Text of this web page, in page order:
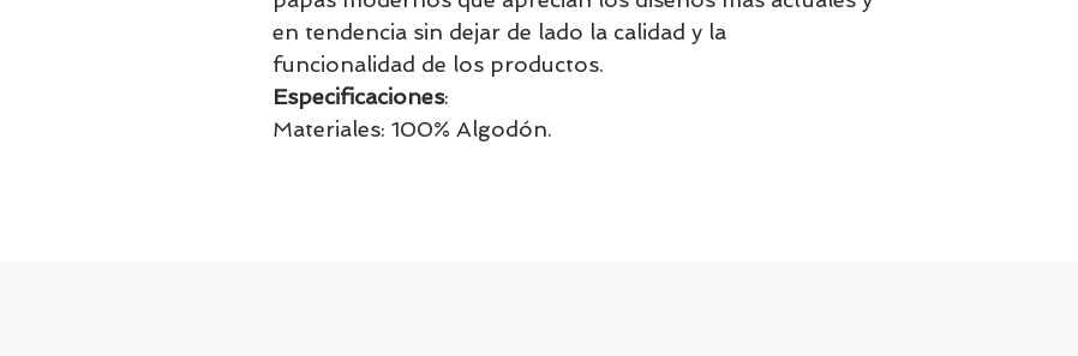
en tendencia sin dejar de lado la calidad y la
funcionalidad de los productos.
Especificaciones:
Materiales: 100% Algodón.